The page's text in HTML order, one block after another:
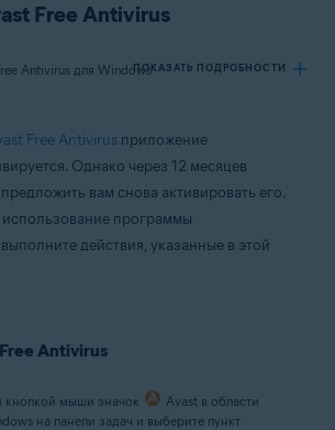
Free Antivirus
Antivirus для WindowsПОКАЗАТЬ ПОДРОБНОСТИ
Home / Pro / Enterprise / Education — 32- или 64-
Home Basic / Home Premium / Professional /
Free Antivirus приложение
Однако через 12 месяцев
вам снова активировать его.
программы
действия, указанные в этой
Antivirus
кнопкой мыши значок
Avast в области
на панели задач и выберите пункт